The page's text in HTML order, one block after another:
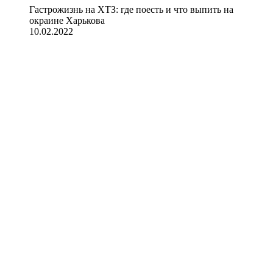
Гастрожизнь на ХТЗ: где поесть и что выпить на
окраине Харькова
10.02.2022